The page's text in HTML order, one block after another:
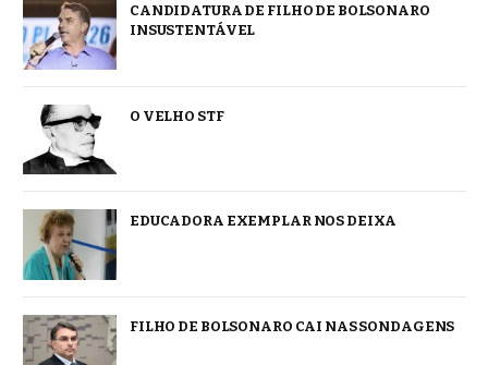
CANDIDATURA DE FILHO DE BOLSONARO
INSUSTENTÁVEL
O VELHO STF
EDUCADORA EXEMPLAR NOS DEIXA
FILHO DE BOLSONARO CAI NAS SONDAGENS